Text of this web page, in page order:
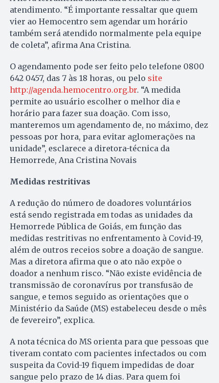
atendimento. “É importante ressaltar que quem
vier ao Hemocentro sem agendar um horário
também será atendido normalmente pela equipe
de coleta”, afirma Ana Cristina.
O agendamento pode ser feito pelo telefone 0800
642 0457, das 7 às 18 horas, ou pelo site
http://agenda.hemocentro.org.br. “A medida
permite ao usuário escolher o melhor dia e
horário para fazer sua doação. Com isso,
manteremos um agendamento de, no máximo, dez
pessoas por hora, para evitar aglomerações na
unidade”, esclarece a diretora-técnica da
Hemorrede, Ana Cristina Novais
Medidas restritivas
A redução do número de doadores voluntários
está sendo registrada em todas as unidades da
Hemorrede Pública de Goiás, em função das
medidas restritivas no enfrentamento à Covid-19,
além de outros receios sobre a doação de sangue.
Mas a diretora afirma que o ato não expõe o
doador a nenhum risco. “Não existe evidência de
transmissão de coronavírus por transfusão de
sangue, e temos seguido as orientações que o
Ministério da Saúde (MS) estabeleceu desde o mês
de fevereiro”, explica.
A nota técnica do MS orienta para que pessoas que
tiveram contato com pacientes infectados ou com
suspeita da Covid-19 fiquem impedidas de doar
sangue pelo prazo de 14 dias. Para quem foi